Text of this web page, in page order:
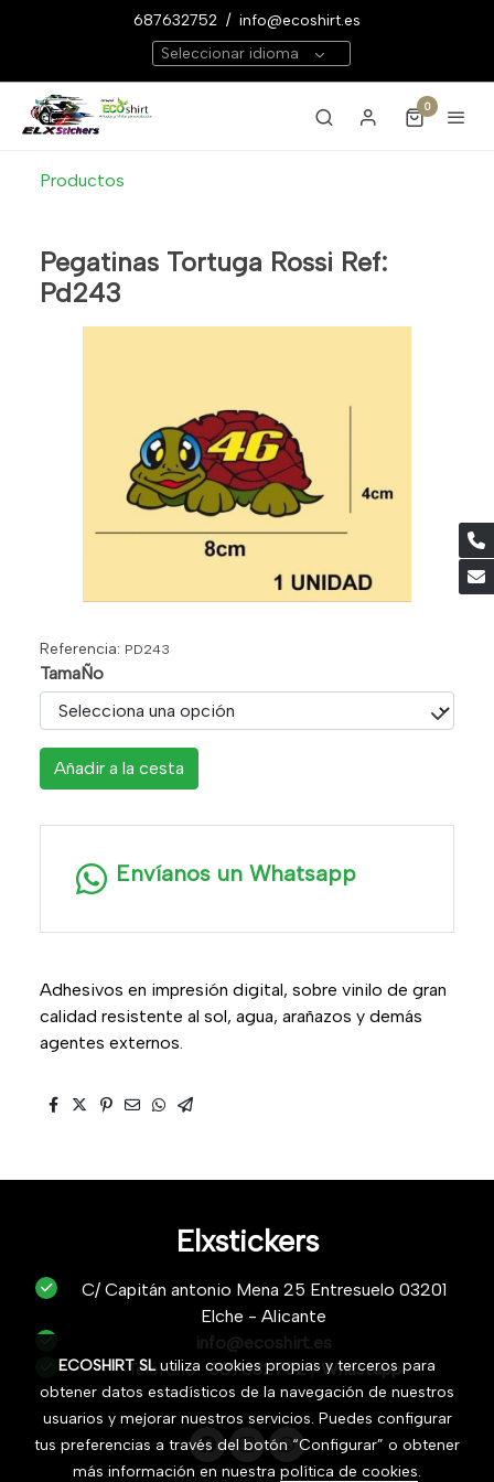
687632752 / info@ecoshirt.es
Seleccionar idioma
0
Productos
Pegatinas Tortuga Rossi Ref:
Pd243
Referencia: PD243
TamaÑo
Añadir a la cesta
Envíanos un Whatsapp
Adhesivos en impresión digital, sobre vinilo de gran
calidad resistente al sol, agua, arañazos y demás
agentes externos.
Elxstickers
C/ Capitán antonio Mena 25 Entresuelo 03201
Elche - Alicante
info@ecoshirt.es
Teléfono :687632752/Whastapp
ECOSHIRT SLutiliza cookies propias y terceros para
obtener datos estadísticos de la navegación de nuestros
usuarios y mejorar nuestros servicios. Puedes configurar
tus preferencias a través del botón “Configurar” o obtener
más información en nuestra política de cookies.